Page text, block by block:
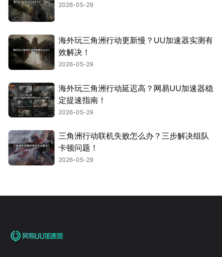
2026-05-29
海外玩三角洲行动更新慢？UU加速器实测有
效解决！
2026-05-29
海外玩三角洲行动延迟高？网易UU加速器稳
定提速指南！
2026-05-29
三角洲行动联机失败怎么办？三步解决组队
卡顿问题！
2026-05-29